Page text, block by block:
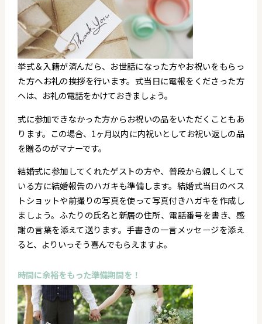
挙式＆入籍が済んだら、お世話になった方やお祝いをもらっ
た方へお礼の挨拶を行います。式当日に電報をくださった方
へは、お礼の電話をかけておきましょう。
式に参加できなかった方からお祝いの品をいただくこともあ
ります。この場合、1ヶ月以内に内祝いとしてお祝い返しの品
を贈るのがマナーです。
結婚式に参加してくれたゲストの方や、普段から親しくして
いる方に結婚報告のハガキも準備します。結婚式当日のベス
トショットや前撮りの写真を使って写真付きハガキを作成し
ましょう。ふたりの氏名と新居の住所、電話番号を書き、感
謝の言葉を添えて送ります。手書きの一言メッセージを添え
ると、よりいっそう喜んでもらえますよ。
時間に余裕をもった準備期間を！